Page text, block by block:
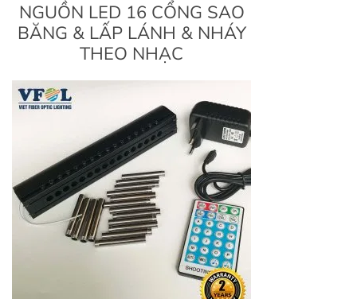
NGUỒN LED 16 CỔNG SAO
BĂNG & LẤP LÁNH & NHÁY
THEO NHẠC